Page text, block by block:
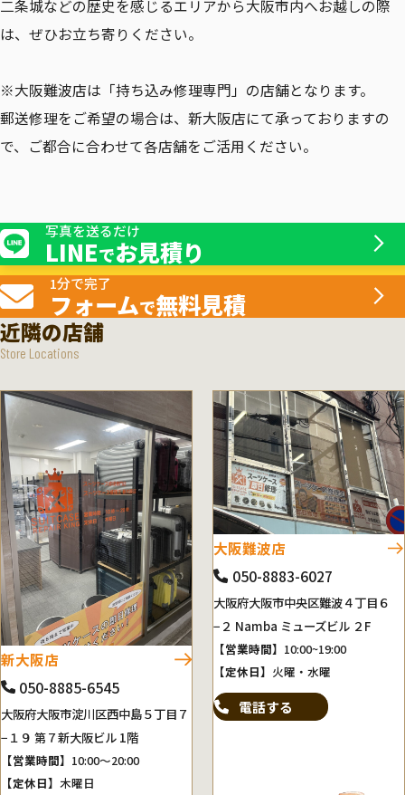
二条城などの歴史を感じるエリアから大阪市内へお越しの際
は、ぜひお立ち寄りください。
※大阪難波店は「持ち込み修理専門」の店舗となります。
郵送修理をご希望の場合は、新大阪店にて承っておりますの
で、ご都合に合わせて各店舗をご活用ください。
写真を送るだけ
LINEでお見積り
1分で完了
フォームで無料見積
近隣の店舗
Store Locations
新大阪店
050-8885-6545
大阪府大阪市淀川区西中島５丁目７
−１９ 第７新大阪ビル 1階
【営業時間】 10:00～20:00
【定休日】 木曜日
大阪難波店
050-8883-6027
大阪府大阪市中央区難波４丁目６
−２ Namba ミューズビル ２F
【営業時間】 10:00~19:00
【定休日】 火曜・水曜
電話する